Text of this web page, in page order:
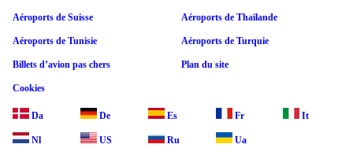
Aéroports de Suisse Aéroports de Thaïlande
Aéroports de Tunisie Aéroports de Turquie
Billets d’avion pas chers Plan du site
Cookies
Da De Es Fr It
Nl US Ru Ua